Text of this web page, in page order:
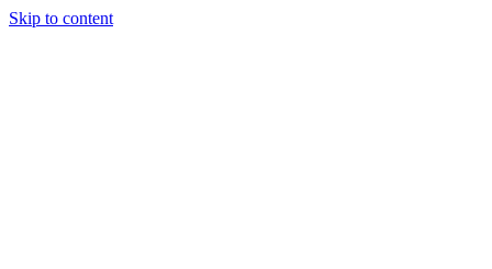
Skip to content